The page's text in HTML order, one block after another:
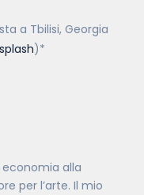
a Tbilisi, Georgia
)*
alla
per l’arte. Il mio